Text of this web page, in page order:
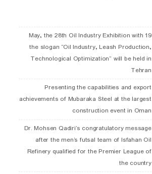
19 May, the 28th Oil Industry Exhibition with
the slogan “Oil Industry, Leash Production,
Technological Optimization” will be held in
Tehran
Presenting the capabilities and export
achievements of Mubaraka Steel at the largest
construction event in Oman
Dr. Mohsen Qadiri’s congratulatory message
after the men’s futsal team of Isfahan Oil
Refinery qualified for the Premier League of
the country